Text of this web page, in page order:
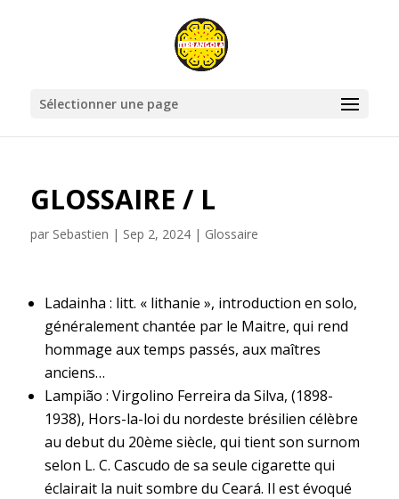
Sélectionner une page
GLOSSAIRE / L
par Sebastien | Sep 2, 2024| Glossaire
Ladainha : litt. « lithanie », introduction en solo,
généralement chantée par le Maitre, qui rend
hommage aux temps passés, aux maîtres
anciens…
Lampião : Virgolino Ferreira da Silva, (1898-
1938), Hors-la-loi du nordeste brésilien célèbre
au debut du 20ème siècle, qui tient son surnom
selon L. C. Cascudo de sa seule cigarette qui
éclairait la nuit sombre du Ceará. Il est évoqué